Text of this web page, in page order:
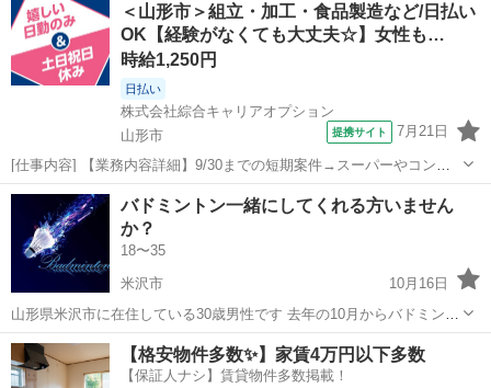
＜山形市＞組立・加工・食品製造など/日払い
OK【経験がなくても大丈夫☆】女性も…
時給1,250円
日払い
株式会社綜合キャリアオプション
山形市
提携サイト 7月21日
[仕事内容] 【業務内容詳細】9/30までの短期案件→スーパーやコンビ
ニで販売されているおつまみ食品を製造する工場でのお仕事です。 出
来上がった商品のキズや形くずれがないか目視でチェック問題のない
商品を袋や箱へ包装・箱詰め包...
山形 山形市 工場
バドミントン一緒にしてくれる方いません
か？
18〜35
米沢市
10月16日
山形県米沢市に在住している30歳男性です 去年の10月からバドミント
ン始めたのですが、いつも参加しているクラブが夜で土日の日中一緒
に出来る方探してます！ 楽しくやれるのが1番なのですが、向上心が
あって切磋琢磨出来る方だと尚嬉...
山形 米沢市 バドミントン クラブ
【格安物件多数✨】家賃4万円以下多数
【保証人ナシ】賃貸物件多数掲載！